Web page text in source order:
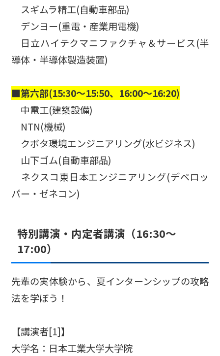
スギムラ精工(自動車部品)
デンヨー(重電・産業用電機)
日立ハイテクマニファクチャ＆サービス(半
導体・半導体製造装置)
■第六部(15:30～15:50、16:00～16:20)
中電工(建築設備)
NTN(機械)
クボタ環境エンジニアリング(水ビジネス)
山下ゴム(自動車部品)
ネクスコ東日本エンジニアリング(デベロッ
パー・ゼネコン)
特別講演・内定者講演（16:30～
17:00）
先輩の実体験から、夏インターンシップの攻略
法を学ぼう！
【講演者[1]】
大学名：日本工業大学大学院